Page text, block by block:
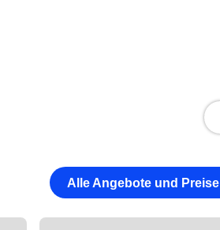
Alle Angebote und Preise